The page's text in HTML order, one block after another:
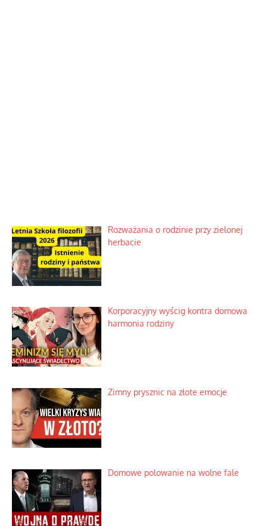
Rozważania o rodzinie przy zielonej
herbacie
Korporacyjny wyścig kontra domowa
harmonia rodziny
Zimny prysznic na złote emocje
Domowe polowanie na wolne fale